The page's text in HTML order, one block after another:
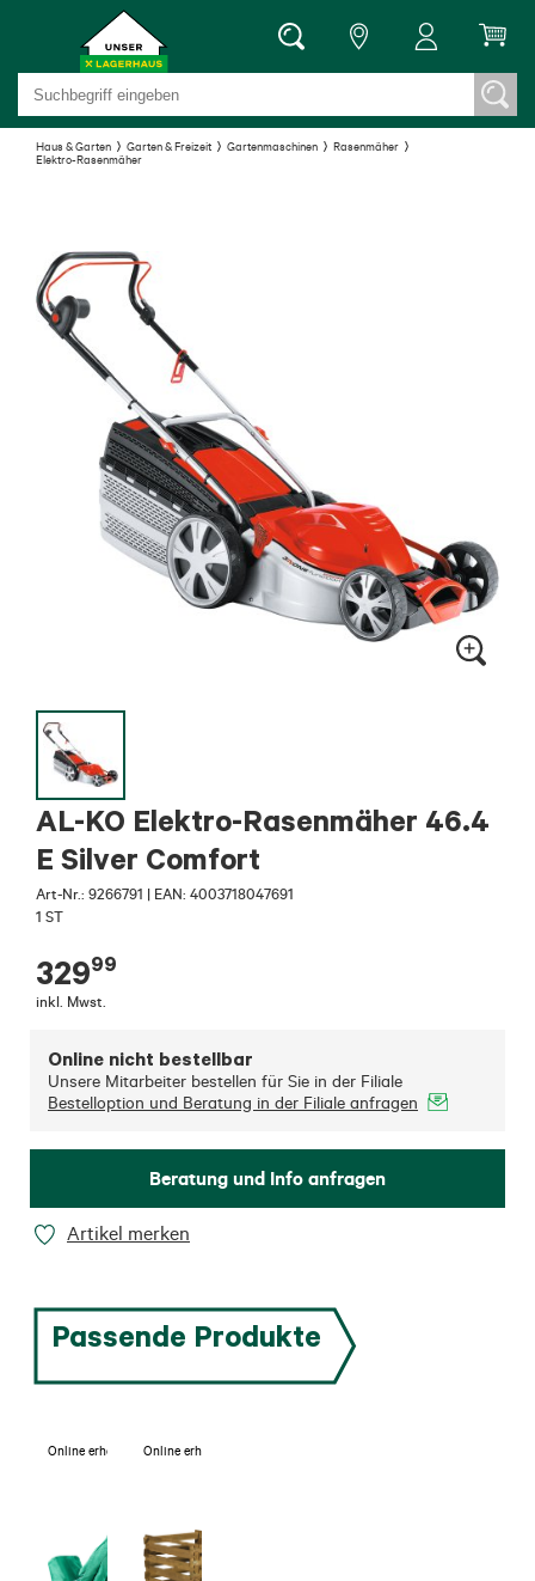
Haus & Garten Garten & Freizeit Gartenmaschinen
Rasenmäher
Elektro-Rasenmäher
AL-KO Elektro-Rasenmäher 46.4
E Silver Comfort
Art-Nr.: 9266791 | EAN: 4003718047691
1 ST
32999
inkl. Mwst.
Online nicht bestellbar
Unsere Mitarbeiter bestellen für Sie in der Filiale
Bestelloption und Beratung in der Filiale anfragen
Beratung und Info anfragen
Artikel merken
Passende Produkte
Online erhältlich Online erhältlich